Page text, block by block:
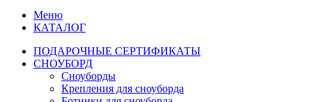
Меню
КАТАЛОГ
ПОДАРОЧНЫЕ СЕРТИФИКАТЫ
СНОУБОРД
Сноуборды
Крепления для сноуборда